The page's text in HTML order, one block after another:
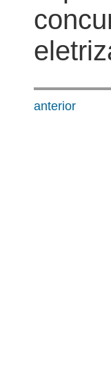
anterior